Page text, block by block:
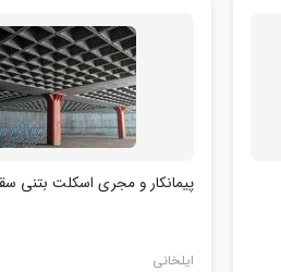
پیمانکار و مجری اسکلت بتنی
ايلخانی